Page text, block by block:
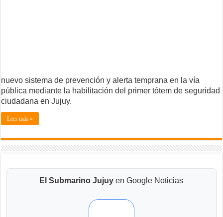
nuevo sistema de prevención y alerta temprana en la vía
pública mediante la habilitación del primer tótem de seguridad
ciudadana en Jujuy.
Leer más »
El Submarino Jujuy en Google Noticias